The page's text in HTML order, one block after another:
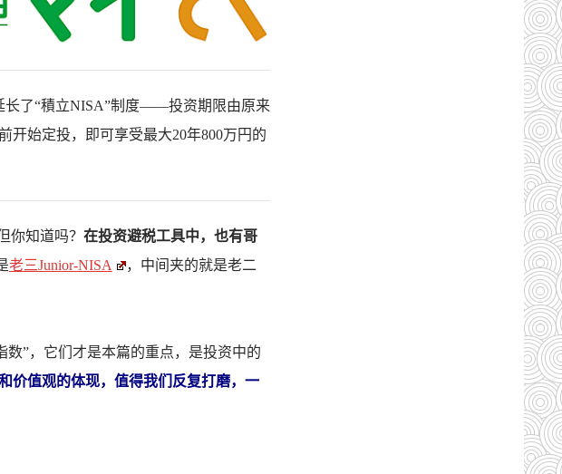
长了“積立NISA”制度——投资期限由原来
开始定投，即可享受最大20年800万円的
你知道吗？ 在投资避税工具中，也有哥
老三Junior-NISA
，中间夹的就是老二
”，它们才是本篇的重点，是投资中的
价值观的体现，值得我们反复打磨，一